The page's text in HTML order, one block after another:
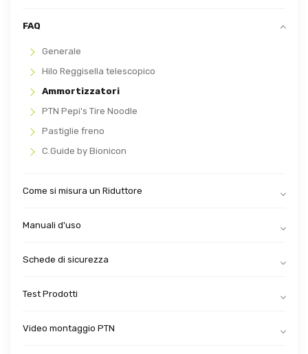
FAQ
Generale
Hilo Reggisella telescopico
Ammortizzatori
PTN Pepi's Tire Noodle
Pastiglie freno
C.Guide by Bionicon
Come si misura un Riduttore
Manuali d'uso
Schede di sicurezza
Test Prodotti
Video montaggio PTN